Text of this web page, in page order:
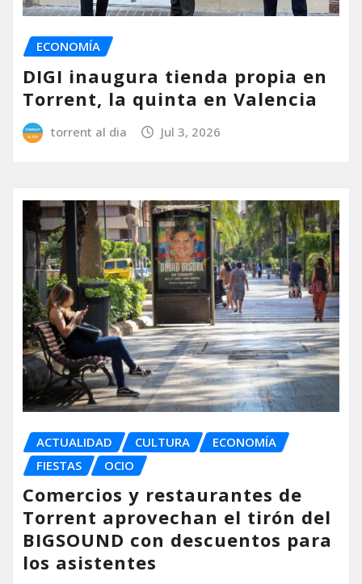
ECONOMÍA
DIGI inaugura tienda propia en
Torrent, la quinta en Valencia
torrent al dia Jul 3, 2026
ACTUALIDAD CULTURA
ECONOMÍA
FIESTAS
OCIO
Comercios y restaurantes de
Torrent aprovechan el tirón del
BIGSOUND con descuentos para
los asistentes